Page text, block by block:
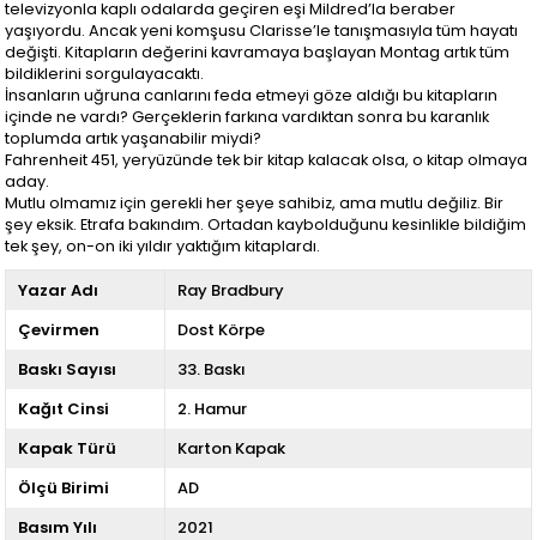
televizyonla kaplı odalarda geçiren eşi Mildred’la beraber
yaşıyordu. Ancak yeni komşusu Clarisse’le tanışmasıyla tüm hayatı
değişti. Kitapların değerini kavramaya başlayan Montag artık tüm
bildiklerini sorgulayacaktı.
İnsanların uğruna canlarını feda etmeyi göze aldığı bu kitapların
içinde ne vardı? Gerçeklerin farkına vardıktan sonra bu karanlık
toplumda artık yaşanabilir miydi?
Fahrenheit 451, yeryüzünde tek bir kitap kalacak olsa, o kitap olmaya
aday.
Mutlu olmamız için gerekli her şeye sahibiz, ama mutlu değiliz. Bir
şey eksik. Etrafa bakındım. Ortadan kaybolduğunu kesinlikle bildiğim
tek şey, on-on iki yıldır yaktığım kitaplardı.
Yazar Adı
Ray Bradbury
Çevirmen
Dost Körpe
Baskı Sayısı
33. Baskı
Kağıt Cinsi
2. Hamur
Kapak Türü
Karton Kapak
Ölçü Birimi
AD
Basım Yılı
2021